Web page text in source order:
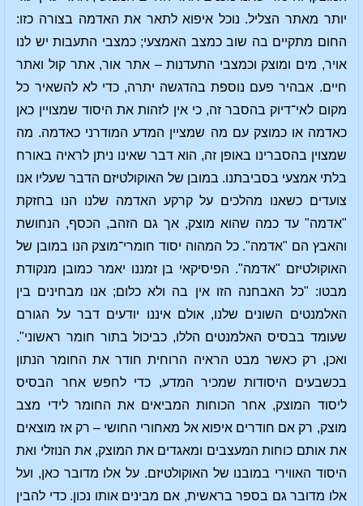
יותר מאתר הצליל. נוכל איפוא לתאר את האדמה בצורה כזו:
החום מתקיים בה שוב כמצב האמצעי; כמצבי התעבות יש לנו
אויר, מים ומוצק וכמצבי התעדנות – אתר אור, אתר קול ואתר
חיים. אבהיר פעם נוספת בהדגשה יתרה, כדי לא להשאיר כל
מקום לאי־דיוק בהסבר זה, כי אין לזהות את היסוד שמצויין כאן
כאדמה או כמוצק עם מה שמציין המדע המודרני כאדמה. מה
שמצוין בהסברינו באופן זה, הוא דבר שאינו ניתן לראיה באורח
בלתי אמצעי בסביבתנו. במובן של האוקולטיזם הדבר שעליו אנו
צועדים כשאנו מהלכים על קרקע האדמה שלנו הנו בחזקת
"אדמה" עד כמה שהוא מוצק, אך גם הזהב, הכסף, הנחושת
והאבץ הם "אדמה". כל המהוה יסוד חומרי־מוצק הנו במובן של
האוקולטיזם "אדמה". הפיסיקאי בן זמננו יאמר כמובן מנקודת
מבטו: "כל האבחנה הזו אין בה ולא כלום; אנו מבחינים בין
האלמנטים השונים שלנו, אולם איננו יודעים דבר על הגורם
שעומד בבסיס האלמנטים הללו, כביכול בתור חומר ראשוני".
ואכן, רק כאשר מבט הראיה הרוחית חודר את החומר הנתון
בכשבעים היסודות שמכיר המדע, כדי לחפש אחר הבסיס
ליסוד המוצק, אחר הכוחות המביאים את החומר לידי מצב
מוצק, רק אם חודרים איפוא אל מאחורי החושי – רק אז מוצאים
את אותם כוחות המעצבים ומאגדים את המוצק, את הנוזלי ואת
היסוד האווירי במובנו של האוקולטיזם. על אלו מדובר כאן, ועל
אלו מדובר גם בספר בראשית, אם מבינים אותו נכון. כדי להבין